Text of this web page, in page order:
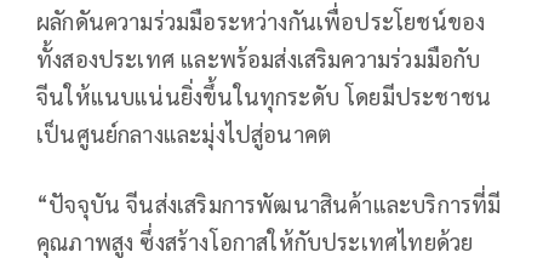
ผลักดันความร่วมมือระหว่างกันเพื่อประโยชน์ของ
ทั้งสองประเทศ และพร้อมส่งเสริมความร่วมมือกับ
จีนให้แนบแน่นยิ่งขึ้นในทุกระดับ โดยมีประชาชน
เป็นศูนย์กลางและมุ่งไปสู่อนาคต
“ปัจจุบัน จีนส่งเสริมการพัฒนาสินค้าและบริการที่มี
คุณภาพสูง ซึ่งสร้างโอกาสให้กับประเทศไทยด้วย